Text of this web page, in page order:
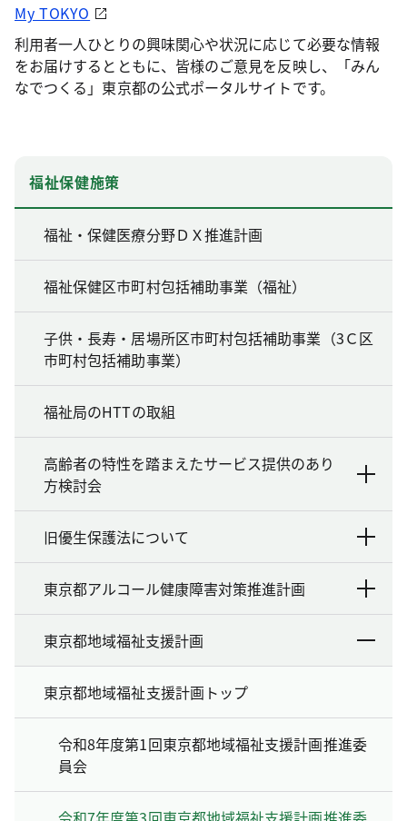
My TOKYO
利用者一人ひとりの興味関心や状況に応じて必要な情報
をお届けするとともに、皆様のご意見を反映し、「みん
なでつくる」東京都の公式ポータルサイトです。
福祉保健施策
福祉・保健医療分野ＤＸ推進計画
福祉保健区市町村包括補助事業（福祉）
子供・長寿・居場所区市町村包括補助事業（3Ｃ区
市町村包括補助事業）
福祉局のHTTの取組
高齢者の特性を踏まえたサービス提供のあり
方検討会
旧優生保護法について
東京都アルコール健康障害対策推進計画
東京都地域福祉支援計画
東京都地域福祉支援計画トップ
令和8年度第1回東京都地域福祉支援計画推進委
員会